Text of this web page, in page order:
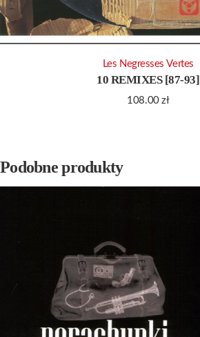
10 REMIXES [87-93]
108.00zł
Les Negresses Vertes
Podobne produkty